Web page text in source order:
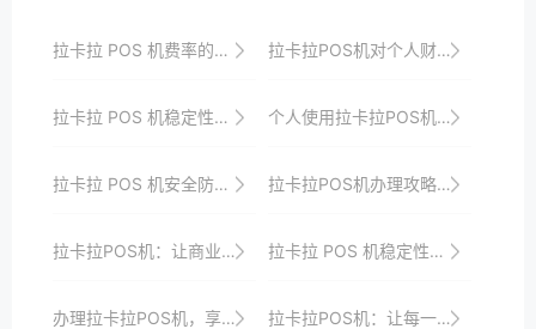
拉卡拉 POS 机费率的长期稳定性分析 拉卡拉POS机对个人财务管理的帮助
拉卡拉 POS 机稳定性的软件升级 个人使用拉卡拉POS机的风险防控体系建设与实践
拉卡拉 POS 机安全防范意识培养 拉卡拉POS机办理攻略：解决支付难题的最佳方案
拉卡拉POS机：让商业支付更轻松 拉卡拉 POS 机稳定性的市场认可
办理拉卡拉POS机，享受支付便利新生活 拉卡拉POS机：让每一分钱都花在刀刃上